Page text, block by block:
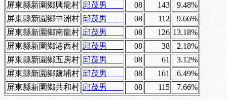
屏東縣新園鄉興龍村 邱茂男 08 143
9.48%
屏東縣新園鄉中洲村 邱茂男 08 112
9.66%
屏東縣新園鄉南龍村 邱茂男 08 126 13.18%
屏東縣新園鄉港西村 邱茂男 08 38
2.18%
屏東縣新園鄉五房村 邱茂男 08 61
3.12%
屏東縣新園鄉鹽埔村 邱茂男 08 161
6.49%
屏東縣新園鄉共和村 邱茂男 08 115 7.66%